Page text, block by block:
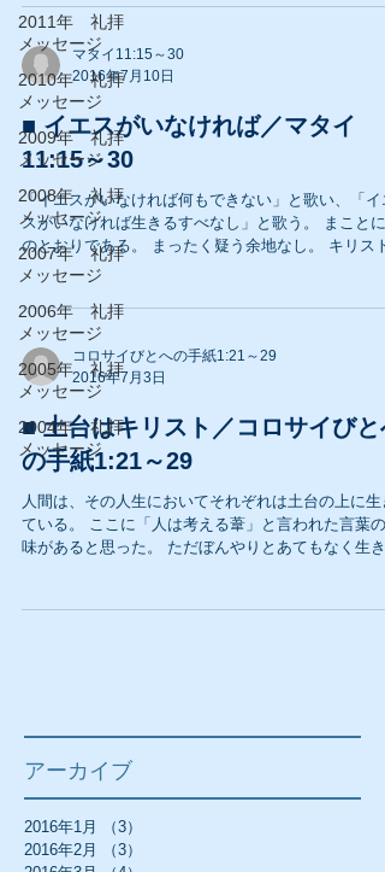
2011年 礼拝
メッセージ
2010年 礼拝
メッセージ
2009年 礼拝
メッセージ
2008年 礼拝
メッセージ
2007年 礼拝
メッセージ
2006年 礼拝
メッセージ
2005年 礼拝
メッセージ
2004年 礼拝
メッセージ
異なる極東の島国へ渡る...
マタイ11:15～30
2016年7月10日
■ イエスがいなければ／マタイ
11:15～30
「イエスがいなければ何もできない」と歌い、「イ
スがいなければ生きるすべなし」と歌う。 まことにそ
のとおりである。 まったく疑う余地なし。 キリスト馬
鹿にならせていただいて間違いなかった。 だが成りき
コロサイびとへの手紙1:21～29
2016年7月3日
■ 土台はキリスト／コロサイびと
の手紙1:21～29
人間は、その人生においてそれぞれは土台の上に生
ている。 ここに「人は考える葦」と言われた言葉の意
味があると思った。 ただぼんやりとあてもなく生きら
アーカイブ
2016年1月 （3）
2016年2月
（3）